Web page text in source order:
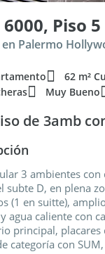
Piso 5
Palermo
62 m²
Muy Bueno
de 3amb
3 ambientes
subte D, en plena
(1 en suitte),
agua caliente con
principal, placares
categoría con